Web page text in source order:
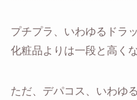
プチプラ、いわゆるドラ
化粧品よりは一段と高く
ただ、デパコス、いわゆ